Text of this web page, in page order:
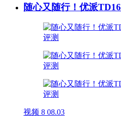
随心又随行！优派
视频 8 08.03